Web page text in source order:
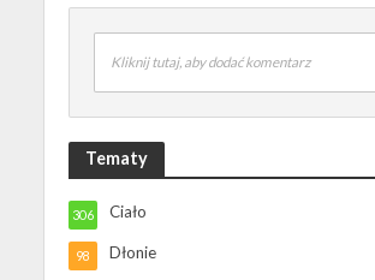
Kliknij tutaj, aby dodać komentarz
Tematy
Ciało
306
Dłonie
98